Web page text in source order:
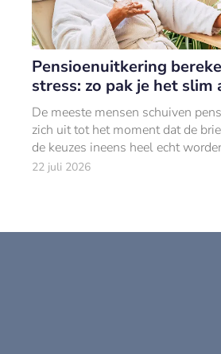
Pensioenuitkering
stress: zo pak je het slim
De meeste mensen schuiven
zich uit tot het moment dat de
de keuzes ineens heel echt
22 juli 2026